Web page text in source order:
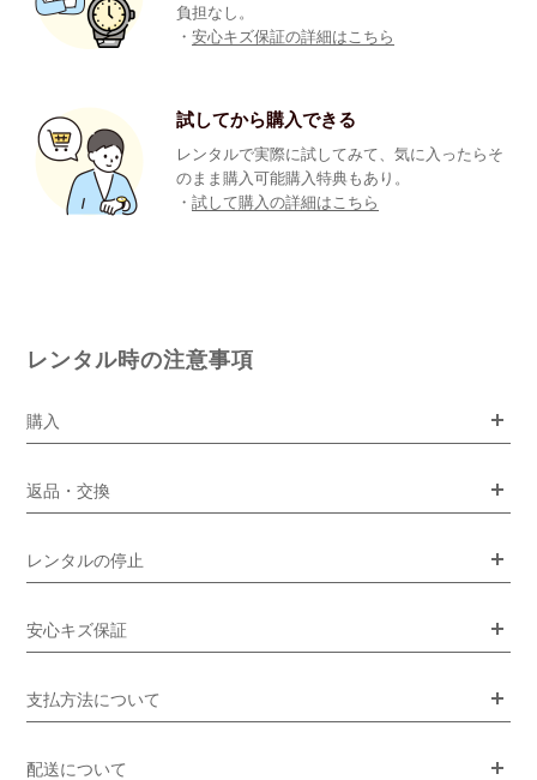
負担なし。
・安心キズ保証の詳細はこちら
試してから購入できる
レンタルで実際に試してみて、気に入ったらそ
のまま購入可能購入特典もあり。
・試して購入の詳細はこちら
レンタル時の注意事項
購入
返品・交換
レンタルの停止
安心キズ保証
支払方法について
配送について